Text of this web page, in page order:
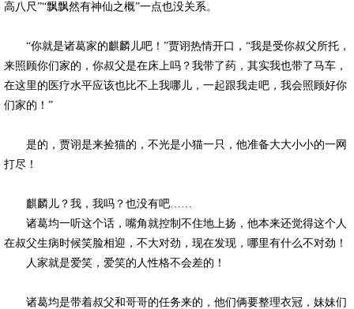
高八尺”“飘飘然有神仙之概”一点也没关系。
“你就是诸葛家的麒麟儿吧！”贾诩热情开口，“我是受你叔父所托，
来照顾你们家的，你叔父是在床上吗？我带了药，其实我也带了马车，
在这里的医疗水平应该也比不上我哪儿，一起跟我走吧，我会照顾好你
们家的！”
是的，贾诩是来捡猫的，不光是小猫一只，他准备大大小小的一网
打尽！
麒麟儿？我，我吗？也没有吧……
诸葛均一听这个话，嘴角就控制不住地上扬，他本来还觉得这个人
在叔父生病时候笑脸相迎，不大对劲，现在发现，哪里有什么不对劲！
人家就是爱笑，爱笑的人性格不会差的！
诸葛均是带着叔父和哥哥的任务来的，他们俩要整理衣冠，妹妹们